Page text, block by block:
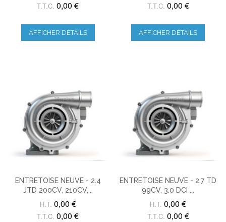
T.T.C. 0,00 €
AFFICHER DÉTAILS
T.T.C. 0,00 €
AFFICHER DÉTAILS
ENTRETOISE NEUVE - 2.4
JTD 200CV, 210CV,...
H.T. 0,00 €
T.T.C. 0,00 €
ENTRETOISE NEUVE - 2.7 TD
99CV, 3.0 DCI ...
H.T. 0,00 €
T.T.C. 0,00 €